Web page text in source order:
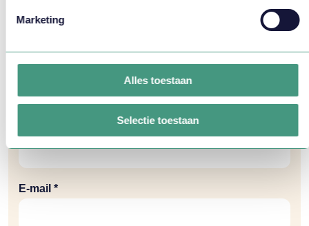
Marketing
Alles toestaan
Selectie toestaan
Organisatie *
E-mail *